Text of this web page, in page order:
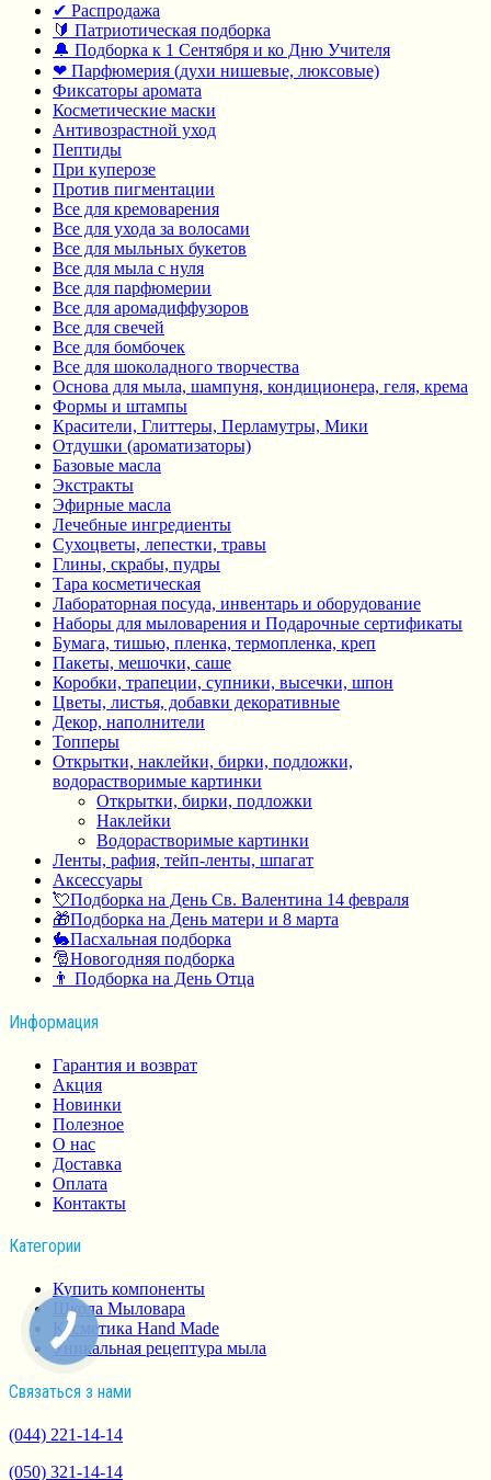
✔ Распродажа
🔰 Патриотическая подборка
🔔 Подборка к 1 Сентября и ко Дню Учителя
❤ Парфюмерия (духи нишевые, люксовые)
Фиксаторы аромата
Косметические маски
Антивозрастной уход
Пептиды
При куперозе
Против пигментации
Все для кремоварения
Все для ухода за волосами
Все для мыльных букетов
Все для мыла с нуля
Все для парфюмерии
Все для аромадиффузоров
Все для свечей
Все для бомбочек
Все для шоколадного творчества
Основа для мыла, шампуня, кондиционера, геля, крема
Формы и штампы
Красители, Глиттеры, Перламутры, Мики
Отдушки (ароматизаторы)
Базовые масла
Экстракты
Эфирные масла
Лечебные ингредиенты
Сухоцветы, лепестки, травы
Глины, скрабы, пудры
Тара косметическая
Лабораторная посуда, инвентарь и оборудование
Наборы для мыловарения и Подарочные сертификаты
Бумага, тишью, пленка, термопленка, креп
Пакеты, мешочки, саше
Коробки, трапеции, супники, высечки, шпон
Цветы, листья, добавки декоративные
Декор, наполнители
Топперы
Открытки, наклейки, бирки, подложки,
водорастворимые картинки
Открытки, бирки, подложки
Наклейки
Водорастворимые картинки
Ленты, рафия, тейп-ленты, шпагат
Аксессуары
💘Подборка на День Св. Валентина 14 февраля
🎁Подборка на День матери и 8 марта
🐇Пасхальная подборка
🎅Новогодняя подборка
👨 Подборка на День Отца
Информация
Гарантия и возврат
Акция
Новинки
Полезное
О нас
Доставка
Оплата
Контакты
Категории
Купить компоненты
Школа Мыловара
Косметика Hand Made
Уникальная рецептура мыла
Связаться з нами
(044) 221-14-14
(050) 321-14-14